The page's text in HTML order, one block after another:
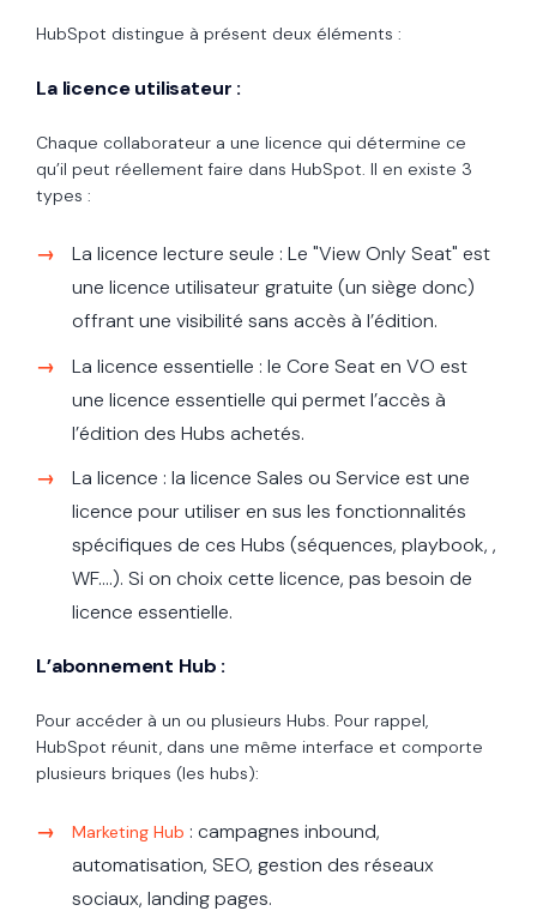
HubSpot distingue à présent deux éléments :
La licence utilisateur :
Chaque collaborateur a une licence qui détermine ce
qu’il peut réellement faire dans HubSpot. Il en existe 3
types :
La licence lecture seule : Le "View Only Seat" est
une licence utilisateur gratuite (un siège donc)
offrant une visibilité sans accès à l’édition.
La licence essentielle : le Core Seat en VO est
une licence essentielle qui permet l’accès à
l’édition des Hubs achetés.
La licence : la licence Sales ou Service est une
licence pour utiliser en sus les fonctionnalités
spécifiques de ces Hubs (séquences, playbook, ,
WF....). Si on choix cette licence, pas besoin de
licence essentielle.
L’abonnement Hub :
Pour accéder à un ou plusieurs Hubs. Pour rappel,
HubSpot réunit, dans une même interface et comporte
plusieurs briques (les hubs):
Marketing Hub : campagnes inbound,
automatisation, SEO, gestion des réseaux
sociaux, landing pages.